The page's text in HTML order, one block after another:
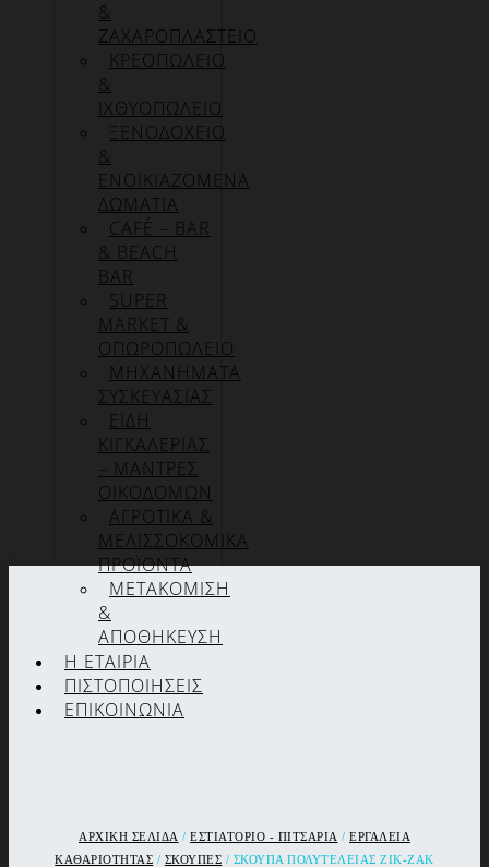
&
ΖΑΧΑΡΟΠΛΑΣΤΕΙΟ
ΚΡΕΟΠΩΛΕΙΟ
&
ΙΧΘΥΟΠΩΛΕΙΟ
ΞΕΝΟΔΟΧΕΙΟ
&
ΕΝΟΙΚΙΑΖΟΜΕΝΑ
ΔΩΜΑΤΙΑ
CAFÉ – BAR
& BEACH
BAR
SUPER
MARKET &
ΟΠΩΡΟΠΩΛΕΙΟ
ΜΗΧΑΝΗΜΑΤΑ
ΣΥΣΚΕΥΑΣΙΑΣ
ΕΙΔΗ
ΚΙΓΚΑΛΕΡΙΑΣ
– ΜΑΝΤΡΕΣ
ΟΙΚΟΔΟΜΩΝ
ΑΓΡΟΤΙΚΑ &
ΜΕΛΙΣΣΟΚΟΜΙΚΑ
ΠΡΟΪΟΝΤΑ
ΜΕΤΑΚΟΜΙΣΗ
&
ΑΠΟΘΗΚΕΥΣΗ
Η ΕΤΑΙΡΊΑ
ΠΙΣΤΟΠΟΙΉΣΕΙΣ
ΕΠΙΚΟΙΝΩΝΊΑ
ΑΡΧΙΚΉ ΣΕΛΊΔΑ / ΕΣΤΙΑΤΟΡΙΟ - ΠΙΤΣΑΡΙΑ / ΕΡΓΑΛΕΙΑ
ΚΑΘΑΡΙΟΤΗΤΑΣ / ΣΚΟΥΠΕΣ / ΣΚΟΥΠΑ ΠΟΛΥΤΕΛΕΙΑΣ ΖΙΚ-ΖΑΚ